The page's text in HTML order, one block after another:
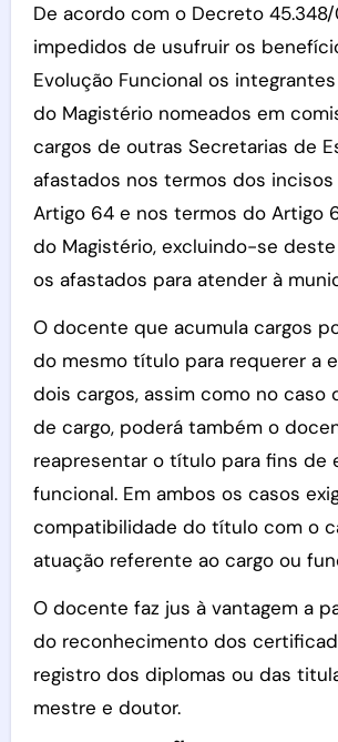
De acordo com o Decreto
impedidos de usufruir os
Evolução Funcional os
do Magistério nomeados em
cargos de outras Secretarias de
afastados nos termos dos incisos
Artigo 64 e nos termos do Artigo
do Magistério, excluindo-se
os afastados para atender à
O docente que acumula cargos
do mesmo título para requerer a
dois cargos, assim como no caso
de cargo, poderá também o
reapresentar o título para fins de
funcional. Em ambos os casos
compatibilidade do título com o
atuação referente ao cargo ou
O docente faz jus à vantagem a
do reconhecimento dos
registro dos diplomas ou das
mestre e doutor.